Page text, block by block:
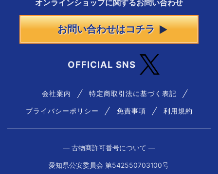
オンラインショップに関するお問い合わせ
お問い合わせはコチラ
OFFICIAL SNS
会社案内 特定商取引法に基づく表記
プライバシーポリシー 免責事項 利用規約
― 古物商許可番号について ―
愛知県公安委員会 第542550703100号